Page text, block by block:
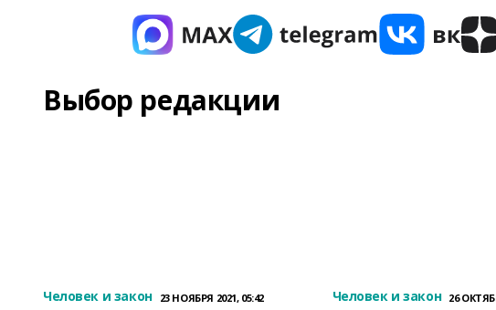
Выбор редакции
Человек и закон 23 НОЯБРЯ 2021, 05:42 Человек и закон 26